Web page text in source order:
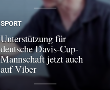
SPORT
Unterstützung für
deutsche Davis-Cup-
Mannschaft jetzt auch
auf Viber